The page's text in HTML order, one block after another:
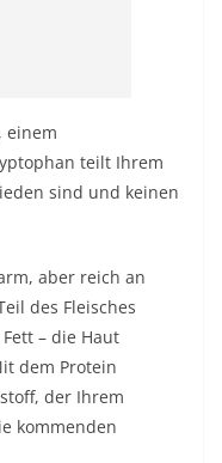
einem
teilt Ihrem
sind und keinen
aber reich an
des Fleisches
– die Haut
dem Protein
der Ihrem
kommenden